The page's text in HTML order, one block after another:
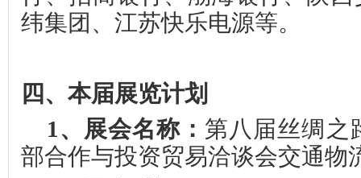
纬集团、江苏快乐电源等。
四、本届展览计划
1、 展会名称： 第八届丝绸之
部合作与投资贸易洽谈会交通物